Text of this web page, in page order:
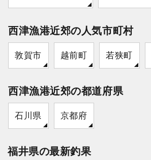
西津漁港近郊の人気市町村
敦賀市 越前町 若狭町
西津漁港近郊の都道府県
石川県 京都府
福井県の最新釣果